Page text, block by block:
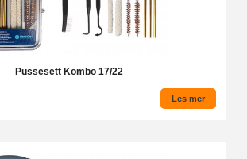
Pussesett Kombo 17/22
Les mer